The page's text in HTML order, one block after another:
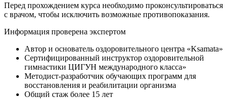
Перед прохождением курса необходимо проконсультироваться
с врачом, чтобы исключить возможные противопоказания.
Информация проверена экспертом
Автор и основатель оздоровительного центра «Ksamata»
Сертифицированный инструктор оздоровительной
гимнастики ЦИГУН международного класса»
Методист-разработчик обучающих программ для
восстановления и реабилитации организма
Общий стаж более 15 лет